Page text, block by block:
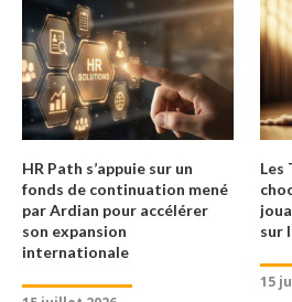
HR Path s’appuie sur un
fonds de continuation mené
par Ardian pour accélérer
son expansion
internationale
Les
sur
15